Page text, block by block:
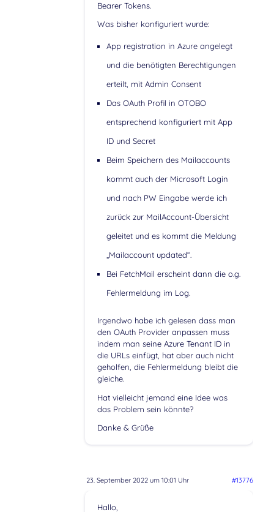
Bearer Tokens.
Was bisher konfiguriert wurde:
App registration in Azure angelegt
und die benötigten Berechtigungen
erteilt, mit Admin Consent
Das OAuth Profil in OTOBO
entsprechend konfiguriert mit App
ID und Secret
Beim Speichern des Mailaccounts
kommt auch der Microsoft Login
und nach PW Eingabe werde ich
zurück zur MailAccount-Übersicht
geleitet und es kommt die Meldung
„Mailaccount updated“.
Bei FetchMail erscheint dann die o.g.
Fehlermeldung im Log.
Irgendwo habe ich gelesen dass man
den OAuth Provider anpassen muss
indem man seine Azure Tenant ID in
die URLs einfügt, hat aber auch nicht
geholfen, die Fehlermeldung bleibt die
gleiche.
Hat vielleicht jemand eine Idee was
das Problem sein könnte?
Danke & Grüße
23. September 2022 um 10:01 Uhr #13776
Hallo,